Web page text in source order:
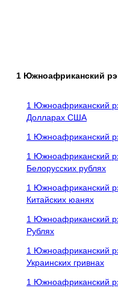
1 Южноафриканский
1 Южноафриканский
Долларах США
1 Южноафриканский
1 Южноафриканский
Белорусских рублях
1 Южноафриканский
Китайских юанях
1 Южноафриканский
Рублях
1 Южноафриканский
Украинских гривнах
1 Южноафриканский